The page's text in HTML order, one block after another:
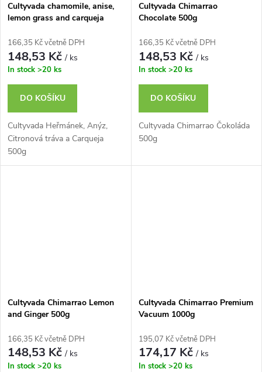
Cultyvada chamomile, anise,
lemon grass and carqueja
166,35 Kč včetně DPH
148,53 Kč/ ks
In stock >20 ks
DO KOŠÍKU
Cultyvada Heřmánek, Anýz,
Citronová tráva a Carqueja
500g
Cultyvada Chimarrao
Chocolate 500g
166,35 Kč včetně DPH
148,53 Kč/ ks
In stock >20 ks
DO KOŠÍKU
Cultyvada Chimarrao Čokoláda
500g
Cultyvada Chimarrao Lemon
and Ginger 500g
166,35 Kč včetně DPH
148,53 Kč/ ks
In stock >20 ks
Cultyvada Chimarrao Premium
Vacuum 1000g
195,07 Kč včetně DPH
174,17 Kč/ ks
In stock >20 ks